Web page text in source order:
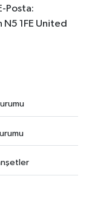
Posta:
N5 1FE United